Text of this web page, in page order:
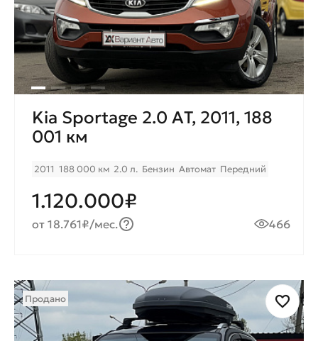
Kia Sportage 2.0 AТ, 2011, 188
001 км
2011 188 000 км 2.0 л. Бензин Автомат Передний
1.120.000₽
от 18.761₽/мес. 466
Продано